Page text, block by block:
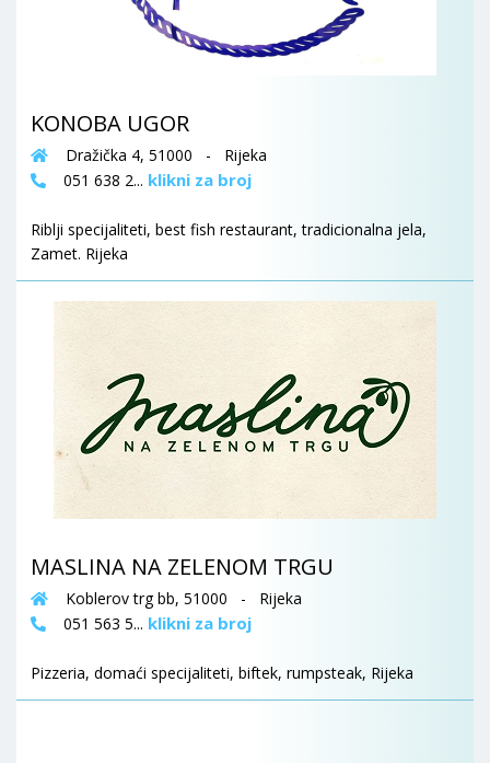
KONOBA UGOR
Dražička 4, 51000 - Rijeka
051 638 2... klikni za broj
Riblji specijaliteti, best fish restaurant, tradicionalna jela,
Zamet. Rijeka
MASLINA NA ZELENOM TRGU
Koblerov trg bb, 51000 - Rijeka
051 563 5... klikni za broj
Pizzeria, domaći specijaliteti, biftek, rumpsteak, Rijeka